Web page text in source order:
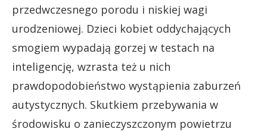
przedwczesnego porodu i niskiej wagi
urodzeniowej. Dzieci kobiet oddychających
smogiem wypadają gorzej w testach na
inteligencję, wzrasta też u nich
prawdopodobieństwo wystąpienia zaburzeń
autystycznych. Skutkiem przebywania w
środowisku o zanieczyszczonym powietrzu